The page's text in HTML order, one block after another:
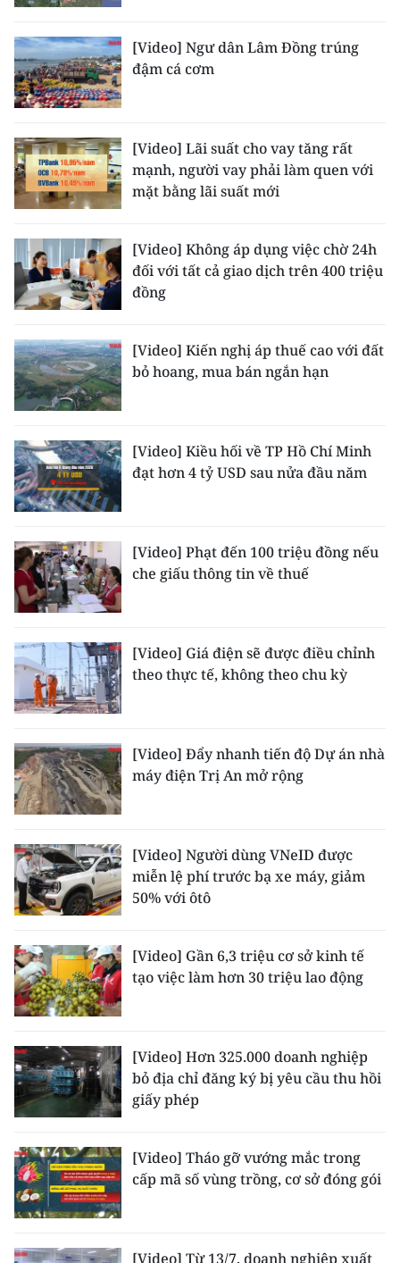
ENGLISH
中文
FRANÇAIS
РУССКИЙ
ESPAÑOL
[Video] Ngư dân Lâm Đồng trúng
đậm cá cơm
[Video] Lãi suất cho vay tăng rất
mạnh, người vay phải làm quen với
mặt bằng lãi suất mới
[Video] Không áp dụng việc chờ 24h
đối với tất cả giao dịch trên 400 triệu
đồng
[Video] Kiến nghị áp thuế cao với đất
bỏ hoang, mua bán ngắn hạn
[Video] Kiều hối về TP Hồ Chí Minh
đạt hơn 4 tỷ USD sau nửa đầu năm
[Video] Phạt đến 100 triệu đồng nếu
che giấu thông tin về thuế
[Video] Giá điện sẽ được điều chỉnh
theo thực tế, không theo chu kỳ
[Video] Đẩy nhanh tiến độ Dự án nhà
máy điện Trị An mở rộng
[Video] Người dùng VNeID được
miễn lệ phí trước bạ xe máy, giảm
50% với ôtô
[Video] Gần 6,3 triệu cơ sở kinh tế
tạo việc làm hơn 30 triệu lao động
[Video] Hơn 325.000 doanh nghiệp
bỏ địa chỉ đăng ký bị yêu cầu thu hồi
giấy phép
[Video] Tháo gỡ vướng mắc trong
cấp mã số vùng trồng, cơ sở đóng gói
[Video] Từ 13/7, doanh nghiệp xuất